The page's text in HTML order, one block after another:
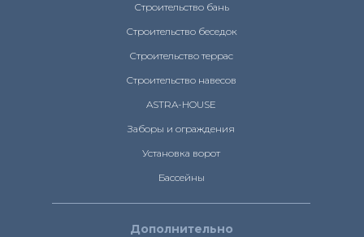
Дополнительно
ASTRA-HOUSE
Бассейны
Заборы и ограждения
Установка ворот
Строительство бань
Строительство навесов
Строительство беседок
Строительство террас